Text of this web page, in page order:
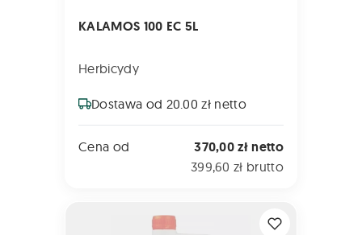
KALAMOS 100 EC 5L
Herbicydy
Dostawa od 20.00 zł netto
Cena od 370,00 zł netto
399,60 zł brutto